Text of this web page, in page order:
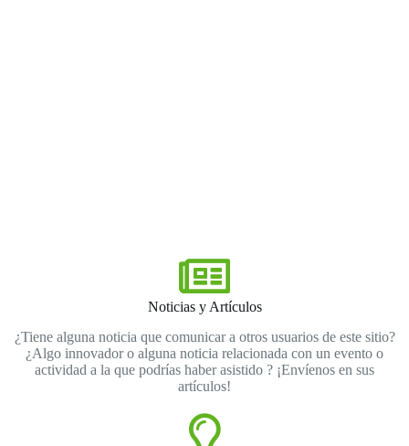
Noticias y Artículos
¿Tiene alguna noticia que comunicar a otros usuarios de este sitio?
¿Algo innovador o alguna noticia relacionada con un evento o
actividad a la que podrías haber asistido ? ¡Envíenos en sus
artículos!